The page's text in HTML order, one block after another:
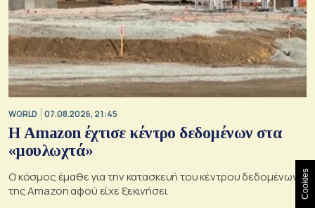
WORLD 07.08.2026, 21:45
Η Amazon έχτισε κέντρο δεδομένων στα
«μουλωχτά»
Ο κόσμος έμαθε για την κατασκευή του κέντρου δεδομένων
της Amazon αφού είχε ξεκινήσει
Cookies